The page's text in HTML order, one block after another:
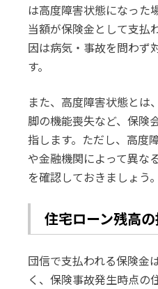
は高度障害状態になった
当額が保険金として支払
因は病気・事故を問わず
す。
また、高度障害状態とは
脚の機能喪失など、保険
指します。ただし、高度
や金融機関によって異な
を確認しておきましょう。
住宅ローン残高
団信で支払われる保険金
く、保険事故発生時点の